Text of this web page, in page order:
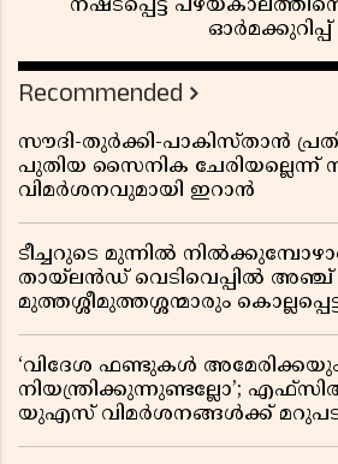
നഷ്ടപ്പെട്ട
ഓർമക്കുറിപ്പ്
Recommended
സൗദി-തുർക്കി-പാകിസ്താൻ
പുതിയ സൈനിക ചേരിയല്ലെന്ന്
വിമർശനവുമായി ഇറാൻ
ടീച്ചറുടെ മുന്നിൽ
തായ്‌ലൻഡ് വെടിവെപ്പിൽ
മുത്തശ്ശീമുത്തശ്ശന്മാരും
‘വിദേശ ഫണ്ടുകൾ
നിയന്ത്രിക്കുന്നുണ്ടല്ലോ’;
യുഎസ് വിമർശനങ്ങൾക്ക്